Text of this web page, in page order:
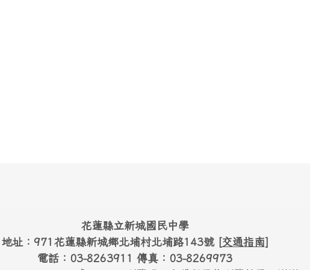
花蓮縣立新城國民中學
地址：971花蓮縣新城鄉北埔村北埔路143號 [交通指南]
電話：03-8263911 傳真：03-8269973